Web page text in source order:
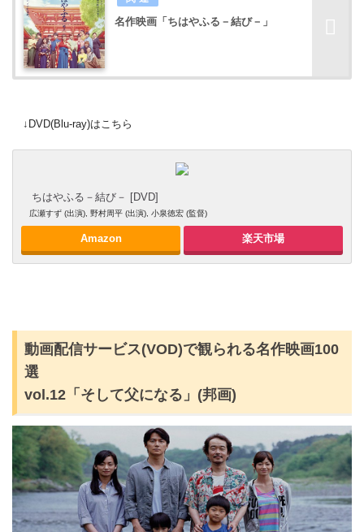
名作映画「ちはやふる－結び－」
↓DVD(Blu-ray)はこちら
ちはやふる－結び－ [DVD]
広瀬すず (出演), 野村周平 (出演), 小泉徳宏 (監督)
Amazon 楽天市場
動画配信サービス(VOD)で観られる名作映画100
選
vol.12「そして父になる」(邦画)